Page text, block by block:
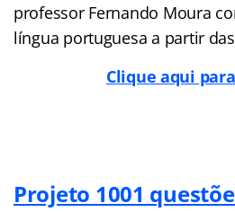
professor Fernando Moura
língua portuguesa a partir
Clique aqui
Projeto 1001